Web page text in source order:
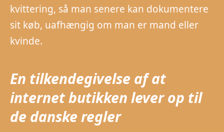
kvittering, så man senere kan dokumentere
sit køb, uafhængig om man er mand eller
kvinde.
En tilkendegivelse af at
internet butikken lever op til
de danske regler